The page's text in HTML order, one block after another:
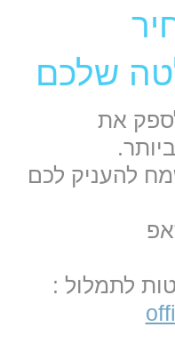
שלכם
את
להעניק לכם
ווטסאפ
לתמלול :